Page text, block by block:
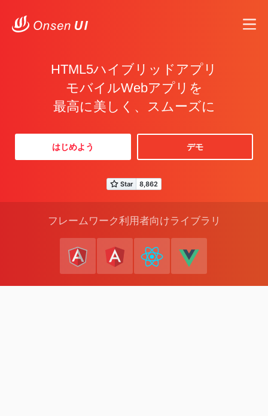
HTML5ハイブリッドアプリ
モバイルWebアプリを
最高に美しく、スムーズに
はじめよう デモ
フレームワーク利用者向けライブラリ